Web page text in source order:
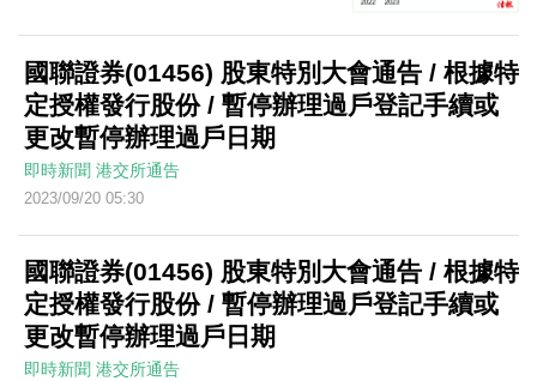
國聯證券(01456) 股東特別大會通告 / 根據特
定授權發行股份 / 暫停辦理過戶登記手續或
更改暫停辦理過戶日期
即時新聞 港交所通告
2023/09/20 05:30
國聯證券(01456) 股東特別大會通告 / 根據特
定授權發行股份 / 暫停辦理過戶登記手續或
更改暫停辦理過戶日期
即時新聞 港交所通告